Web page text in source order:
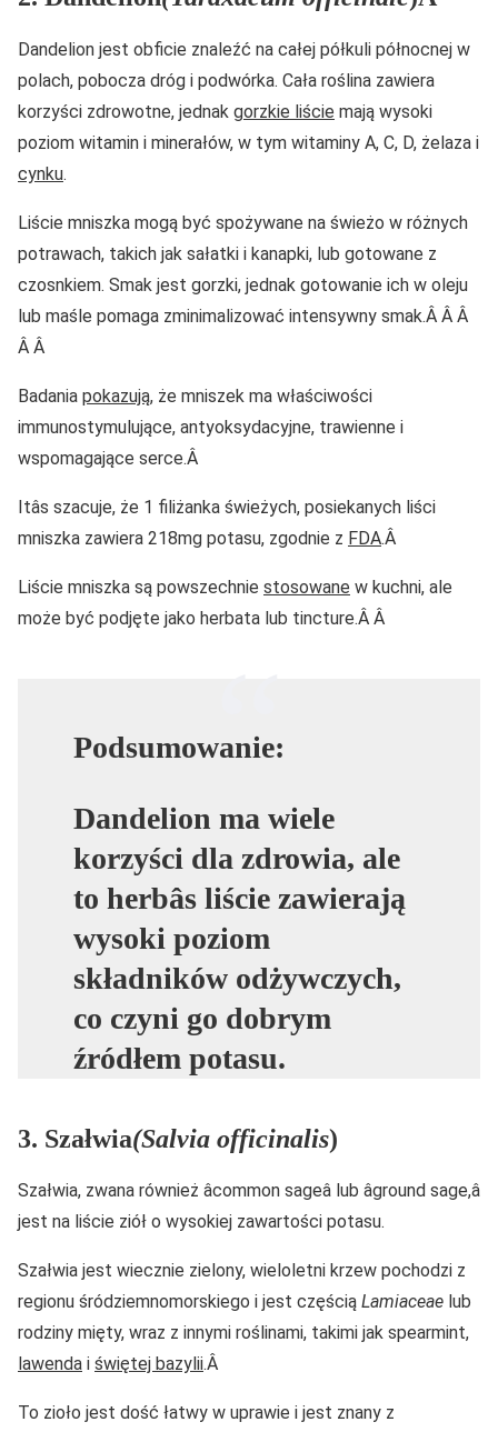
Dandelion jest obficie znaleźć na całej półkuli północnej w
polach, pobocza dróg i podwórka. Cała roślina zawiera
korzyści zdrowotne, jednak gorzkie liście mają wysoki
poziom witamin i minerałów, w tym witaminy A, C, D, żelaza i
cynku.
Liście mniszka mogą być spożywane na świeżo w różnych
potrawach, takich jak sałatki i kanapki, lub gotowane z
czosnkiem. Smak jest gorzki, jednak gotowanie ich w oleju
lub maśle pomaga zminimalizować intensywny smak.Â Â Â
Â Â
Badania pokazują, że mniszek ma właściwości
immunostymulujące, antyoksydacyjne, trawienne i
wspomagające serce.Â
Itâs szacuje, że 1 filiżanka świeżych, posiekanych liści
mniszka zawiera 218mg potasu, zgodnie z FDA.Â
Liście mniszka są powszechnie stosowane w kuchni, ale
może być podjęte jako herbata lub tincture.Â Â
Podsumowanie:
Dandelion ma wiele
korzyści dla zdrowia, ale
to herbâs liście zawierają
wysoki poziom
składników odżywczych,
co czyni go dobrym
źródłem potasu.
3. Szałwia(Salvia officinalis)
Szałwia, zwana również âcommon sageâ lub âground sage,â
jest na liście ziół o wysokiej zawartości potasu.
Szałwia jest wiecznie zielony, wieloletni krzew pochodzi z
regionu śródziemnomorskiego i jest częścią Lamiaceae lub
rodziny mięty, wraz z innymi roślinami, takimi jak spearmint,
lawenda i świętej bazylii.Â
To zioło jest dość łatwy w uprawie i jest znany z